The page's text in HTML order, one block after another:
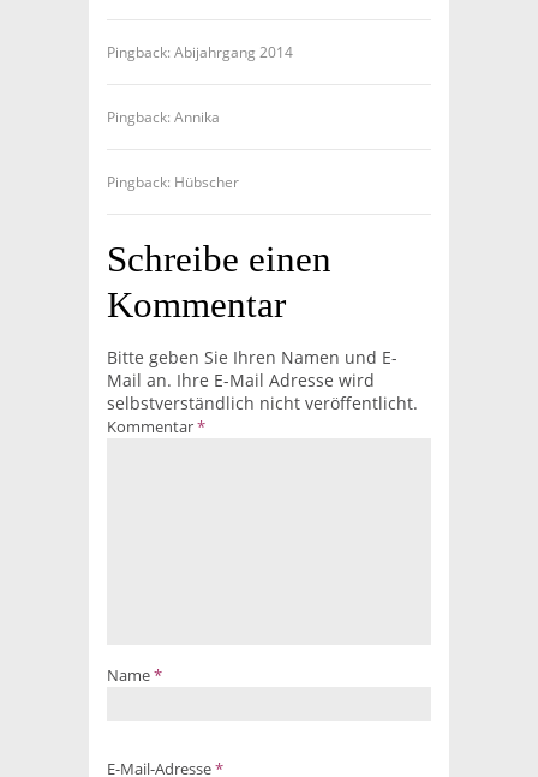
Pingback: Abijahrgang 2014
Pingback: Annika
Pingback: Hübscher
Schreibe einen
Kommentar
Bitte geben Sie Ihren Namen und E-
Mail an. Ihre E-Mail Adresse wird
selbstverständlich nicht veröffentlicht.
Kommentar*
Name*
E-Mail-Adresse*